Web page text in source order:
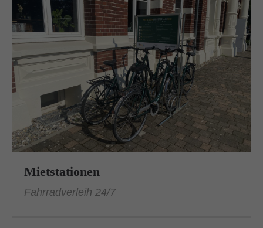
Mietstationen
Fahrradverleih 24/7